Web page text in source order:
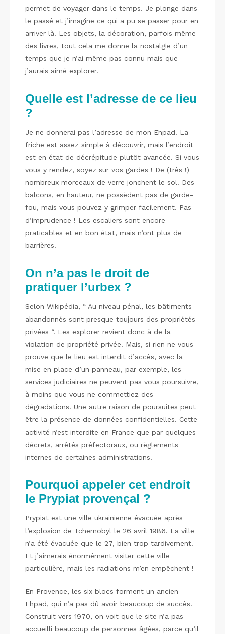
permet de voyager dans le temps. Je plonge dans
le passé et j’imagine ce qui a pu se passer pour en
arriver là. Les objets, la décoration, parfois même
des livres, tout cela me donne la nostalgie d’un
temps que je n’ai même pas connu mais que
j’aurais aimé explorer.
Quelle est l’adresse de ce lieu
?
Je ne donnerai pas l’adresse de mon Ehpad. La
friche est assez simple à découvrir, mais l’endroit
est en état de décrépitude plutôt avancée. Si vous
vous y rendez, soyez sur vos gardes ! De (très !)
nombreux morceaux de verre jonchent le sol. Des
balcons, en hauteur, ne possèdent pas de garde-
fou, mais vous pouvez y grimper facilement. Pas
d’imprudence ! Les escaliers sont encore
praticables et en bon état, mais n’ont plus de
barrières.
On n’a pas le droit de
pratiquer l’urbex ?
Selon Wikipédia, “ Au niveau pénal, les bâtiments
abandonnés sont presque toujours des propriétés
privées “. Les explorer revient donc à de la
violation de propriété privée. Mais, si rien ne vous
prouve que le lieu est interdit d’accès, avec la
mise en place d’un panneau, par exemple, les
services judiciaires ne peuvent pas vous poursuivre,
à moins que vous ne commettiez des
dégradations. Une autre raison de poursuites peut
être la présence de données confidentielles. Cette
activité n’est interdite en France que par quelques
décrets, arrêtés préfectoraux, ou règlements
internes de certaines administrations.
Pourquoi appeler cet endroit
le Prypiat provençal ?
Prypiat est une ville ukrainienne évacuée après
l’explosion de Tchernobyl le 26 avril 1986. La ville
n’a été évacuée que le 27, bien trop tardivement.
Et j’aimerais énormément visiter cette ville
particulière, mais les radiations m’en empêchent !
En Provence, les six blocs forment un ancien
Ehpad, qui n’a pas dû avoir beaucoup de succès.
Construit vers 1970, on voit que le site n’a pas
accueilli beaucoup de personnes âgées, parce qu’il